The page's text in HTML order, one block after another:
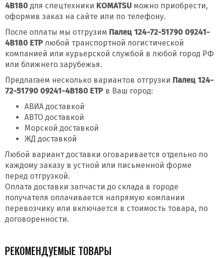
4B180 для спецтехники KOMATSU можно приобрести,
оформив заказ на сайте или по телефону.
После оплаты мы отгрузим Палец 124-72-51790 09241-
4B180 ETP любой транспортной логистической
компанией или курьерской службой в любой город РФ
или ближнего зарубежья.
Предлагаем несколько вариантов отгрузки Палец 124-
72-51790 09241-4B180 ETP в Ваш город:
АВИА доставкой
АВТО доставкой
Морской доставкой
ЖД доставкой
Любой вариант доставки оговаривается отдельно по
каждому заказу в устной или письменной форме
перед отгрузкой.
Оплата доставки запчасти до склада в городе
получателя оплачивается напрямую компании
перевозчику или включается в стоимость товара, по
договоренности.
РЕКОМЕНДУЕМЫЕ ТОВАРЫ